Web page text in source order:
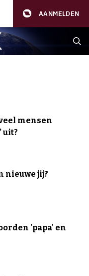
AANMELDEN
mensen
uit?
nieuwe jij?
'papa' en